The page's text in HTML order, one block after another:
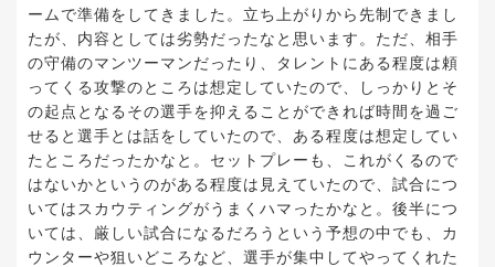
ームで準備をしてきました。立ち上がりから先制できまし
たが、内容としては劣勢だったなと思います。ただ、相手
の守備のマンツーマンだったり、タレントにある程度は頼
ってくる攻撃のところは想定していたので、しっかりとそ
の起点となるその選手を抑えることができれば時間を過ご
せると選手とは話をしていたので、ある程度は想定してい
たところだったかなと。セットプレーも、これがくるので
はないかというのがある程度は見えていたので、試合につ
いてはスカウティングがうまくハマったかなと。後半につ
いては、厳しい試合になるだろうという予想の中でも、カ
ウンターや狙いどころなど、選手が集中してやってくれた